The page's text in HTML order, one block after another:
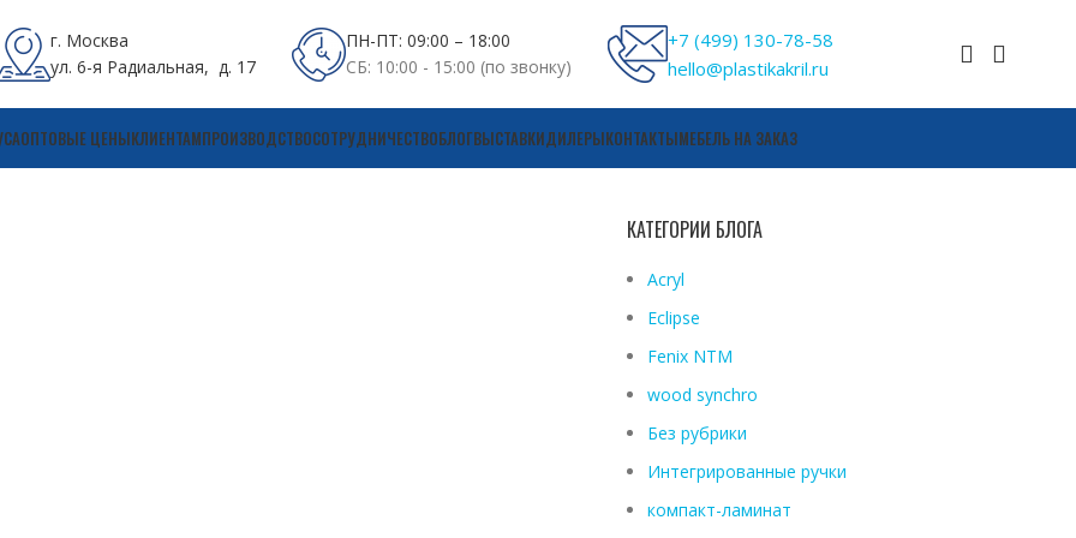
г. Москва
ул. 6-я Радиальная, д. 17
ПН-ПТ: 09:00 – 18:00
СБ: 10:00 - 15:00 (по звонку)
+7 (499) 130-78-58
hello@plastikakril.ru
ОПТОВЫЕ ЦЕНЫКЛИЕНТАМПРОИЗВОДСТВОСОТРУДНИЧЕСТВОБЛОГВЫСТАВКИДИЛЕРЫКОНТАКТЫМЕБЕЛЬ НА ЗАКАЗ
КАТЕГОРИИ БЛОГА
Acryl
Eclipse
Fenix ​​NTM
wood synchro
Без рубрики
Интегрированные ручки
компакт-ламинат